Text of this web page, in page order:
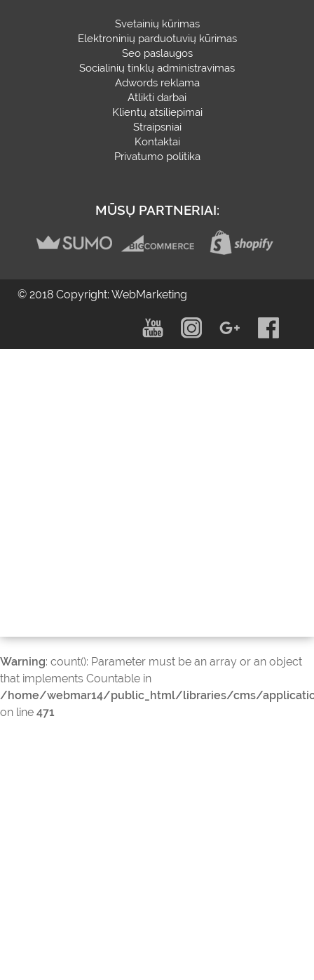
Svetainių kūrimas
Elektroninių parduotuvių kūrimas
Seo paslaugos
Socialinių tinklų administravimas
Adwords reklama
Atlikti darbai
Klientų atsiliepimai
Straipsniai
Kontaktai
Privatumo politika
MŪSŲ PARTNERIAI:
© 2018 Copyright: WebMarketing
Warning: count(): Parameter must be an array or an object
that implements Countable in
/home/webmar14/public_html/libraries/cms/
on line 471